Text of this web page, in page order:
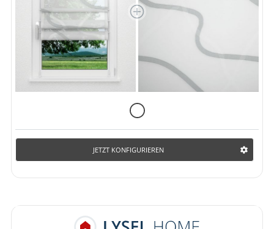
JETZT KONFIGURIEREN